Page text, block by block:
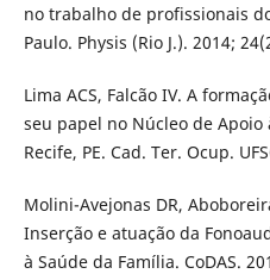
no trabalho de profissionais
Paulo. Physis (Rio J.). 2014;
Lima ACS, Falcão IV. A
seu papel no Núcleo de Apoio
Recife, PE. Cad. Ter. Ocup.
Molini-Avejonas DR,
Inserção e atuação da
à Saúde da Família. CoDAS.